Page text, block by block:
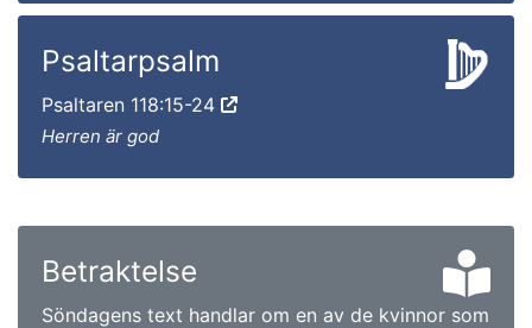
Psaltarpsalm
Psaltaren 118:15-24
Herren är god
Betraktelse
Söndagens text handlar om en av de kvinnor som